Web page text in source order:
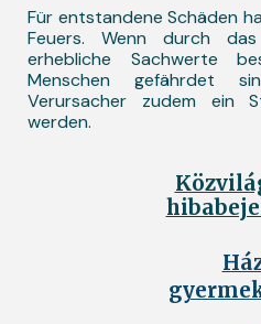
Für entstandene Schäden
Feuers. Wenn durch
erhebliche Sachwerte
Menschen gefährdet
Verursacher zudem ein
werden.